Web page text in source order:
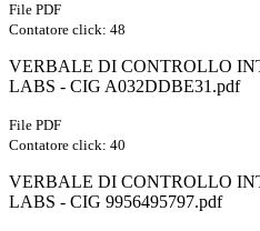
File PDF
Contatore click: 48
VERBALE DI CONTROLLO
LABS - CIG A032DDBE31.pdf
File PDF
Contatore click: 40
VERBALE DI CONTROLLO
LABS - CIG 9956495797.pdf